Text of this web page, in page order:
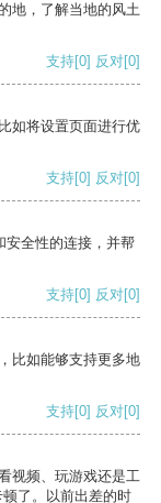
地，了解当地的风土
支持[0] 反对[0]
如将设置页面进行优
支持[0] 反对[0]
安全性的连接，并帮
支持[0] 反对[0]
比如能够支持更多地
支持[0] 反对[0]
视频、玩游戏还是工
了。以前出差的时